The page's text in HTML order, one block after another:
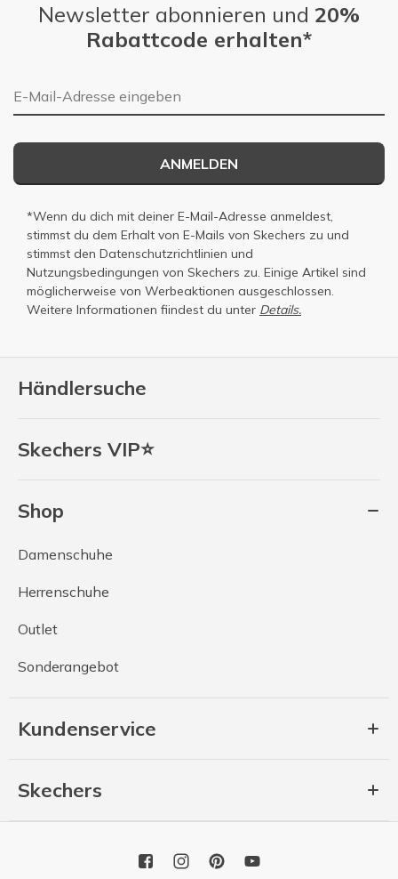
Händlersuche
Skechers VIP⭐
Shop
Damenschuhe
Herrenschuhe
Outlet
Sonderangebot
Kundenservice
Skechers
Newsletter abonnieren und 20%
Rabattcode erhalten*
E-Mail-Adresse
ANMELDEN
*Wenn du dich mit deiner E-Mail-Adresse anmeldest,
stimmst du dem Erhalt von E-Mails von Skechers zu und
stimmst den Datenschutzrichtlinien und
Nutzungsbedingungen von Skechers zu. Einige Artikel sind
möglicherweise von Werbeaktionen ausgeschlossen.
Weitere Informationen fiindest du unter Details.